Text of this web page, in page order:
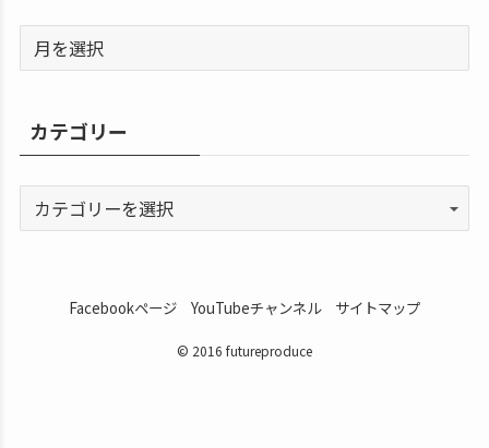
カテゴリー
Facebookページ YouTubeチャンネル サイトマップ
© 2016 futureproduce